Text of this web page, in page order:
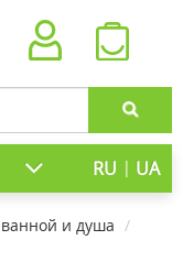
RU | UA
и душа